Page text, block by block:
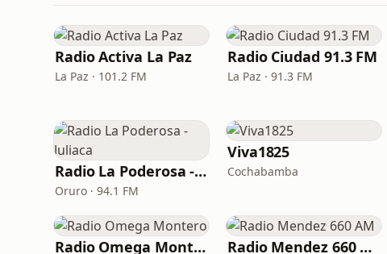
Radio Activa La Paz
La Paz · 101.2 FM
Radio Ciudad 91.3 FM
La Paz · 91.3 FM
Radio La Poderosa - Juliaca
Oruro · 94.1 FM
Viva1825
Cochabamba
Radio Omega Montero Radio Mendez 660 AM